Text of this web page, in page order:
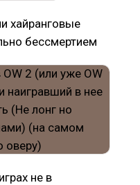
хайранговые
бессмертием
не в